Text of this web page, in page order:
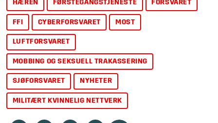
HÆREN FØRSTEGANGSTJENESTE FORSVARET
FFI CYBERFORSVARET MOST
LUFTFORSVARET
MOBBING OG SEKSUELL TRAKASSERING
SJØFORSVARET NYHETER
MILITÆRT KVINNELIG NETTVERK